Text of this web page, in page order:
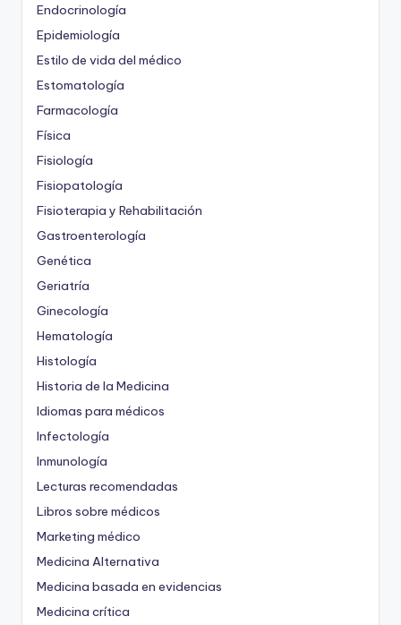
Endocrinología
Epidemiología
Estilo de vida del médico
Estomatología
Farmacología
Física
Fisiología
Fisiopatología
Fisioterapia y Rehabilitación
Gastroenterología
Genética
Geriatría
Ginecología
Hematología
Histología
Historia de la Medicina
Idiomas para médicos
Infectología
Inmunología
Lecturas recomendadas
Libros sobre médicos
Marketing médico
Medicina Alternativa
Medicina basada en evidencias
Medicina crítica